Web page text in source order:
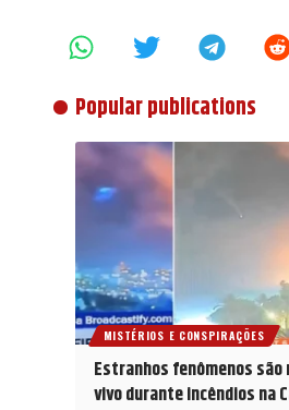
Popular publications
MISTÉRIOS E CONSPIRAÇÕES
Estranhos fenômenos
vivo durante incêndios na